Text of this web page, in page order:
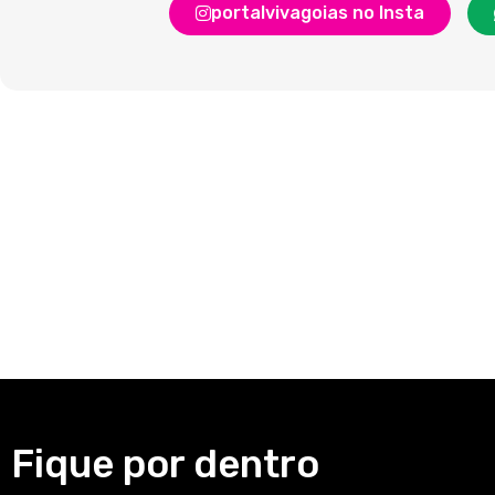
portalvivagoias no Insta
Fique por dentro